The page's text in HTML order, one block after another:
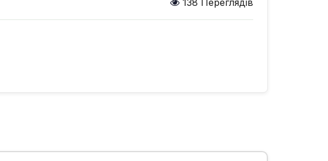
138 Переглядів